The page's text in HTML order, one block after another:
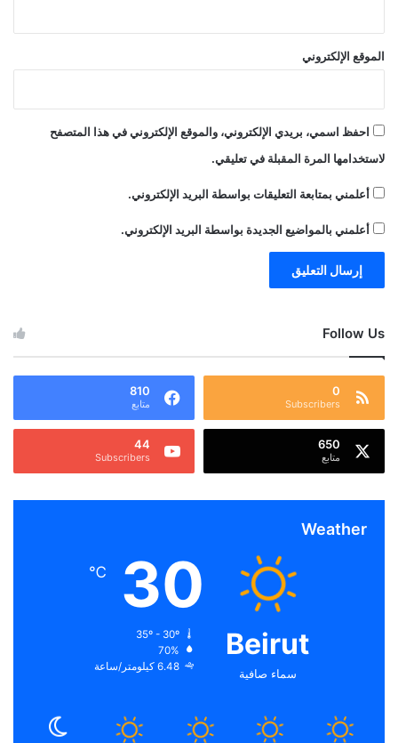
الموقع الإلكتروني
احفظ اسمي، بريدي الإلكتروني، والموقع الإلكتروني في هذا المتصفح
لاستخدامها المرة المقبلة في تعليقي.
أعلمني بمتابعة التعليقات بواسطة البريد الإلكتروني.
أعلمني بالمواضيع الجديدة بواسطة البريد الإلكتروني.
Follow Us
0
Subscribers
810
متابع
650
متابع
44
Subscribers
Weather
Beirut
سماء صافية
30
℃
70%
6.48 كيلومتر/ساعة